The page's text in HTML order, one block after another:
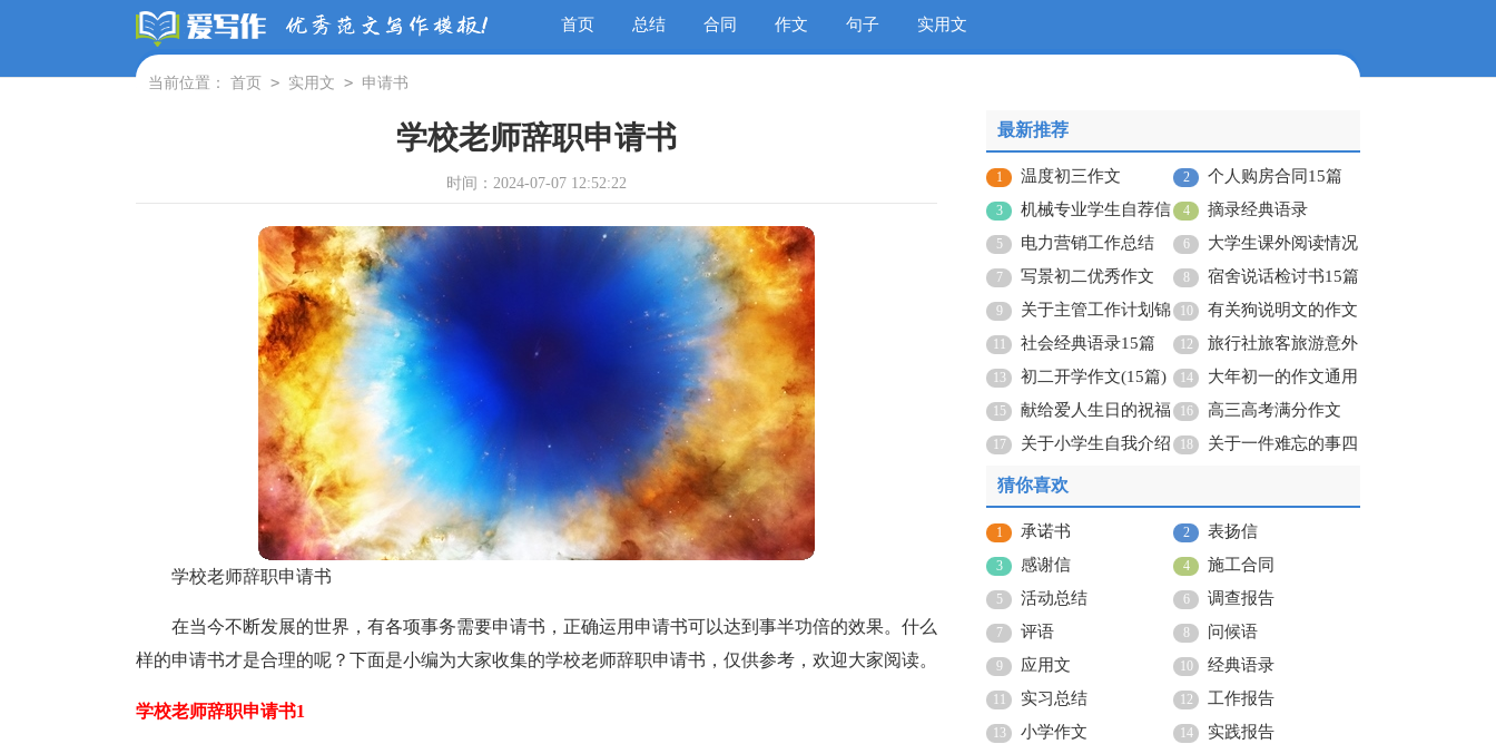
首页 总结 合同 作文 句子 实用文
当前位置： 首页 > 实用文 > 申请书
学校老师辞职申请书
时间：2024-07-07 12:52:22
学校老师辞职申请书
在当今不断发展的世界，有各项事务需要申请书，正确运用申请书可以达到事半功倍的效果。什么
样的申请书才是合理的呢？下面是小编为大家收集的学校老师辞职申请书，仅供参考，欢迎大家阅读。
学校老师辞职申请书1
最新推荐
1 温度初三作文 2 个人购房合同15篇
3
机械专业学生自荐信
15篇
4 摘录经典语录
5 电力营销工作总结 6
大学生课外阅读情况
调查报告
7 写景初二优秀作文 8 宿舍说话检讨书15篇
9
关于主管工作计划锦
集六篇
10
有关狗说明文的作文
集锦10篇
11 社会经典语录15篇 12
旅行社旅客旅游意外
保险合同
13 初二开学作文(15篇) 14
大年初一的作文通用
15篇
15
献给爱人生日的祝福
语
16 高三高考满分作文
17
关于小学生自我介绍
作文
18
关于一件难忘的事四
猜你喜欢
1 承诺书 2 表扬信
3 感谢信 4 施工合同
5 活动总结 6 调查报告
7 评语 8 问候语
9 应用文 10 经典语录
11 实习总结 12 工作报告
13 小学作文 14 实践报告